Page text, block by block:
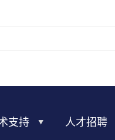
支持 人才招聘